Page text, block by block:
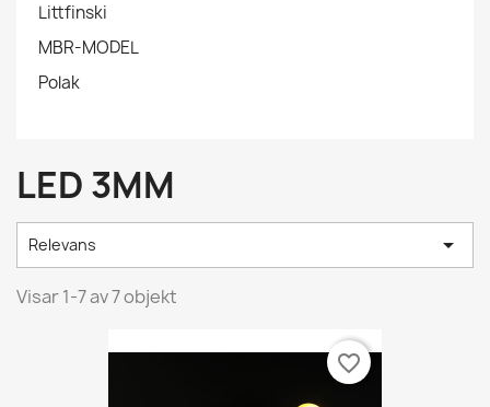
Littfinski
MBR-MODEL
Polak
LED 3MM
Relevans 
Visar 1-7 av 7 objekt
favorite_border